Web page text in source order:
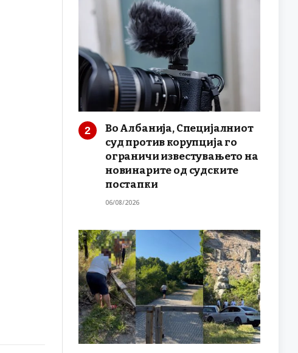
Во Албанија, Специјалниот
суд против корупција го
ограничи известувањето на
новинарите од судските
постапки
06/08/2026